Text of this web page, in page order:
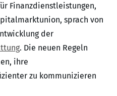
Finanzdienstleistungen,
sprach von
der
. Die neuen Regeln
ihre
zu kommunizieren